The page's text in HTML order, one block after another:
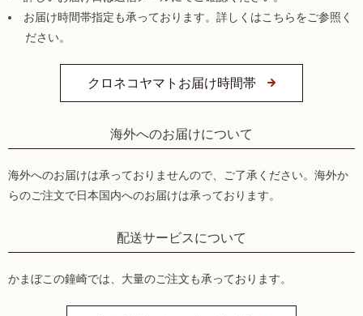
お届け時間帯指定も承っております。詳しくはこちらをご参照く
ださい。
クロネコヤマトお届け時間帯
海外へのお届けについて
海外へのお届けは承っておりませんので、ご了承ください。海外か
らのご注文で日本国内へのお届けは承っております。
配送サービスについて
かまぼこの鐘崎では、大量のご注文も承っております。